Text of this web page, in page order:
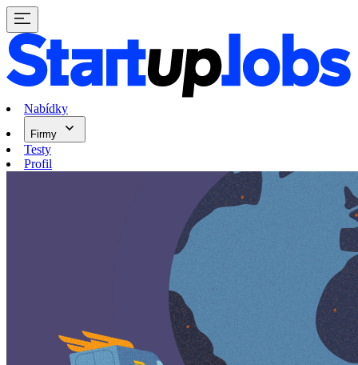
Nabídky
Firmy
Testy
Profil